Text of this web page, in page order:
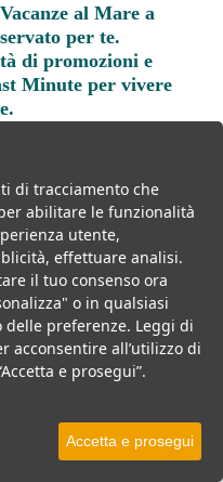
al Mare a
per te.
di promozioni e
Minute per vivere
la tua prossima
per te le migliori mete, i
il tuo prossimo viaggio.
di tracciamento che
abilitare le funzionalità
utente,
effettuare analisi.
il tuo consenso ora
o in qualsiasi
delle preferenze. Leggi di
acconsentire all’utilizzo di
e prosegui”.
Accetta e prosegui